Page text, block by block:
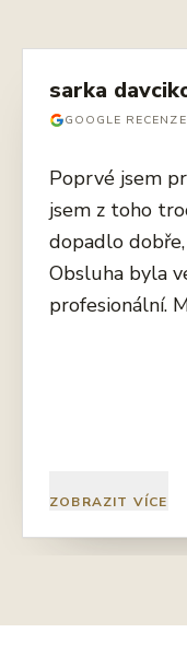
sarka
GOOGLE RECENZE
Poprvé jsem
jsem z toho
dopadlo
Obsluha byla
profesionální.
ZOBRAZIT VÍCE